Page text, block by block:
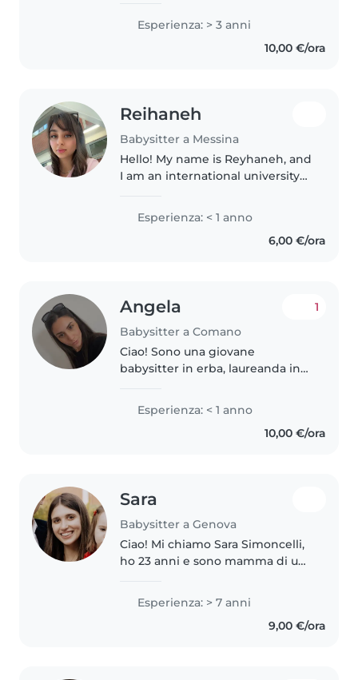
Esperienza: > 3 anni
10,00 €/ora
Reihaneh
Babysitter a Messina
Hello! My name is Reyhaneh, and
I am an international university
genuinely love spending time
with children, and taking care of
Esperienza: < 1 anno
6,00 €/ora
Angela
Babysitter a Comano
1
Ciao! Sono una giovane
babysitter in erba, laureanda in
mia prima esperienza. Mi piace
disegnare, fare lavoretti e
giocare con i bambini. Sono
Esperienza: < 1 anno
10,00 €/ora
Sara
Babysitter a Genova
Ciao! Mi chiamo Sara Simoncelli,
ho 23 anni e sono mamma di una
permesso di sviluppare ancora di
Esperienza: > 7 anni
9,00 €/ora